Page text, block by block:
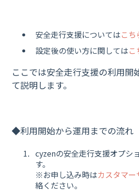
安全走行支援についてはこち
設定後の使い方に関してはこ
ここでは安全走行支援の利用開
て説明します。
◆利用開始から運用までの流れ
cyzenの安全走行支援オプシ
す。
※お申し込み時はカスタマー
絡ください。